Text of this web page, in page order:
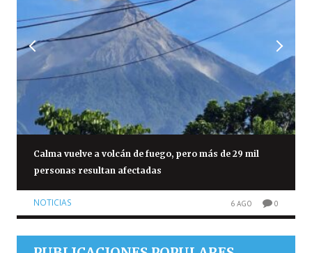
Calma vuelve a volcán de fuego, pero más de 29 mil
personas resultan afectadas
NOTICIAS 6 AGO 0